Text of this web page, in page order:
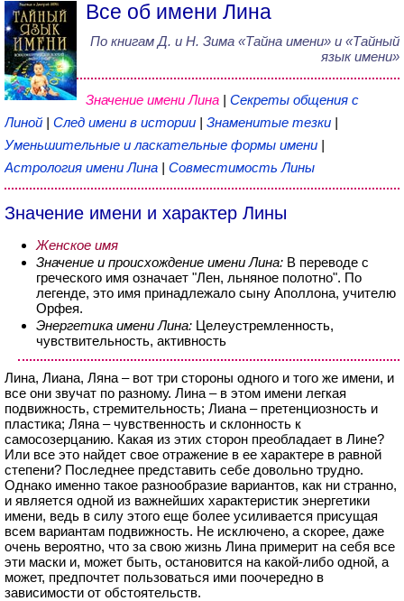
Все об имени Лина
По книгам Д. и Н. Зима «Тайна имени» и «Тайный
язык имени»
Значение имени Лина | Секреты общения с
Линой | След имени в истории | Знаменитые тезки |
Уменьшительные и ласкательные формы имени |
Астрология имени Лина | Совместимость Лины
Значение имени и характер Лины
Женское имя
Значение и происхождение имени Лина: В переводе с
греческого имя означает "Лен, льняное полотно". По
легенде, это имя принадлежало сыну Аполлона, учителю
Орфея.
Энергетика имени Лина: Целеустремленность,
чувствительность, активность
Лина, Лиана, Ляна – вот три стороны одного и того же имени, и
все они звучат по разному. Лина – в этом имени легкая
подвижность, стремительность; Лиана – претенциозность и
пластика; Ляна – чувственность и склонность к
самосозерцанию. Какая из этих сторон преобладает в Лине?
Или все это найдет свое отражение в ее характере в равной
степени? Последнее представить себе довольно трудно.
Однако именно такое разнообразие вариантов, как ни странно,
и является одной из важнейших характеристик энергетики
имени, ведь в силу этого еще более усиливается присущая
всем вариантам подвижность. Не исключено, а скорее, даже
очень вероятно, что за свою жизнь Лина примерит на себя все
эти маски и, может быть, остановится на какой-либо одной, а
может, предпочтет пользоваться ими поочередно в
зависимости от обстоятельств.